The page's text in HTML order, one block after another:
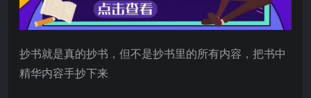
抄书就是真的抄书，但不是抄书里的所有内容，把书中
精华内容手抄下来